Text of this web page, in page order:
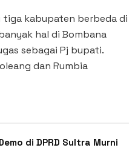
kabupaten berbeda di
hal di Bombana
sebagai Pj bupati.
dan Rumbia
di DPRD Sultra Murni